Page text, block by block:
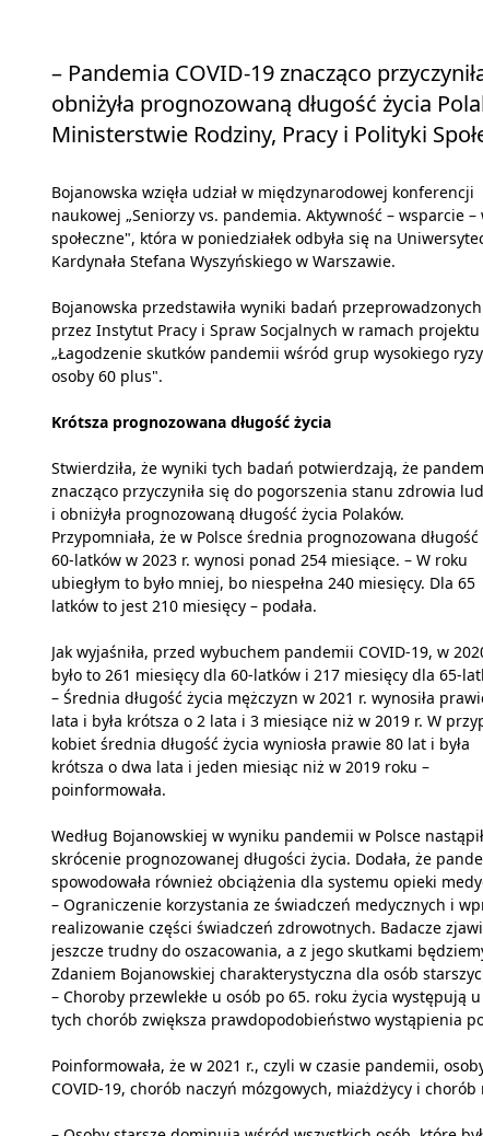
– Pandemia COVID-19 znacząco
obniżyła prognozowaną długość życia
Ministerstwie Rodziny, Pracy i Polityki
Bojanowska wzięła udział w międzynarodowej konferencji
naukowej „Seniorzy vs. pandemia. Aktywność – wsparcie –
społeczne", która w poniedziałek odbyła się na
Kardynała Stefana Wyszyńskiego w Warszawie.
Bojanowska przedstawiła wyniki badań przeprowadzonych
przez Instytut Pracy i Spraw Socjalnych w ramach projektu
„Łagodzenie skutków pandemii wśród grup wysokiego
osoby 60 plus".
Krótsza prognozowana długość życia
Stwierdziła, że wyniki tych badań potwierdzają, że
znacząco przyczyniła się do pogorszenia stanu zdrowia
i obniżyła prognozowaną długość życia Polaków.
Przypomniała, że w Polsce średnia prognozowana długość
60-latków w 2023 r. wynosi ponad 254 miesiące. – W roku
ubiegłym to było mniej, bo niespełna 240 miesięcy. Dla 65
latków to jest 210 miesięcy – podała.
Jak wyjaśniła, przed wybuchem pandemii COVID-19, w
było to 261 miesięcy dla 60-latków i 217 miesięcy dla 65-
– Średnia długość życia mężczyzn w 2021 r. wynosiła
lata i była krótsza o 2 lata i 3 miesiące niż w 2019 r. W
kobiet średnia długość życia wyniosła prawie 80 lat i była
krótsza o dwa lata i jeden miesiąc niż w 2019 roku –
poinformowała.
Według Bojanowskiej w wyniku pandemii w Polsce
skrócenie prognozowanej długości życia. Dodała, że
spowodowała również obciążenia dla systemu opieki
– Ograniczenie korzystania ze świadczeń medycznych i
realizowanie części świadczeń zdrowotnych. Badacze
jeszcze trudny do oszacowania, a z jego skutkami
Zdaniem Bojanowskiej charakterystyczna dla osób
– Choroby przewlekłe u osób po 65. roku życia występują
tych chorób zwiększa prawdopodobieństwo wystąpienia
Poinformowała, że w 2021 r., czyli w czasie pandemii,
COVID-19, chorób naczyń mózgowych, miażdżycy i